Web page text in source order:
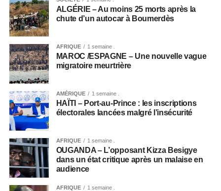
ALGÉRIE – Au moins 25 morts après la
chute d’un autocar à Boumerdès
AFRIQUE 1 semaine .
MAROC /ESPAGNE – Une nouvelle vague
migratoire meurtrière
AMÉRIQUE 1 semaine .
HAÏTI – Port-au-Prince : les inscriptions
électorales lancées malgré l’insécurité
AFRIQUE 1 semaine .
OUGANDA – L’opposant Kizza Besigye
dans un état critique après un malaise en
audience
AFRIQUE 1 semaine .